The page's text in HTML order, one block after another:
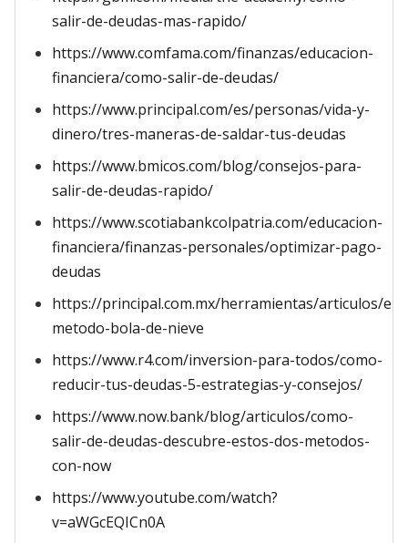
salir-de-deudas-mas-rapido/
https://www.comfama.com/finanzas/educacion-
financiera/como-salir-de-deudas/
https://www.principal.com/es/personas/vida-y-
dinero/tres-maneras-de-saldar-tus-deudas
https://www.bmicos.com/blog/consejos-para-
salir-de-deudas-rapido/
https://www.scotiabankcolpatria.com/educacion-
financiera/finanzas-personales/optimizar-pago-
deudas
https://principal.com.mx/herramientas/articulos/el-
metodo-bola-de-nieve
https://www.r4.com/inversion-para-todos/como-
reducir-tus-deudas-5-estrategias-y-consejos/
https://www.now.bank/blog/articulos/como-
salir-de-deudas-descubre-estos-dos-metodos-
con-now
https://www.youtube.com/watch?
v=aWGcEQICn0A